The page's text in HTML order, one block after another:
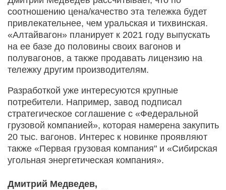
соотношению цена/качество эта тележка будет
привлекательнее, чем уральская и тихвинская.
«Алтайвагон» планирует к 2021 году выпускать
на ее базе до половины своих вагонов и
полувагонов, а также продавать лицензию на
тележку другим производителям.
Разработкой уже интересуются крупные
потребители. Например, завод подписал
стратегическое соглашение с «Федеральной
грузовой компанией», которая намерена закупить
20 тыс. вагонов. Интерес к новинке проявляют
также «Первая грузовая компания" и «Сибирская
угольная энергетическая компания».
Дмитрий Медведев,